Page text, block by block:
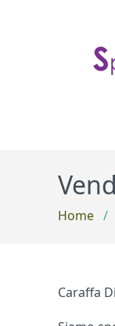
Home /
Caraffa